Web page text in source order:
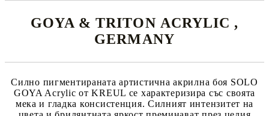
GOYA & TRITON АCRYLIC ,
GERMANY
Силно пигментираната артистична акрилна боя SOLO
GOYA Acrylic от KREUL се характеризира със своята
мека и гладка консистенция. Силният интензитет на